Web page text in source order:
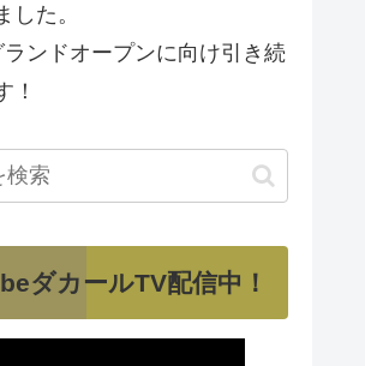
した。
ンドオープンに向け引き続
！
ダカールTV配信中！